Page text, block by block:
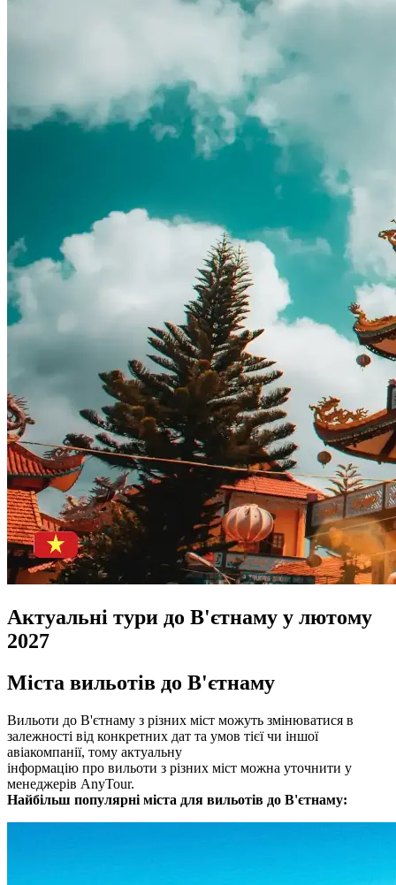
Актуальні тури до В'єтнаму у лютому
2027
Міста вильотів до В'єтнаму
Вильоти до В'єтнаму з різних міст можуть змінюватися в
залежності від конкретних дат та умов тієї чи іншої
авіакомпанії, тому актуальну
інформацію про вильоти з різних міст можна уточнити у
менеджерів AnyTour.
Найбільш популярні міста для вильотів до В'єтнаму: